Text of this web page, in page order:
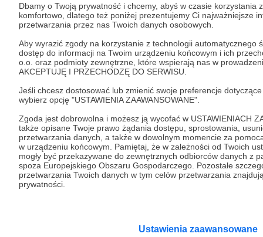
Dbamy o Twoją prywatność i chcemy, abyś w czasie korzystania z
komfortowo, dlatego też poniżej prezentujemy Ci najważniejsze
przetwarzania przez nas Twoich danych osobowych.
Aby wyrazić zgody na korzystanie z technologii automatycznego
dostęp do informacji na Twoim urządzeniu końcowym i ich
o.o. oraz podmioty zewnętrzne, które wspierają nas w
AKCEPTUJĘ I PRZECHODZĘ DO SERWISU.
Jeśli chcesz dostosować lub zmienić swoje preferencje
wybierz opcję "USTAWIENIA ZAAWANSOWANE".
Zgoda jest dobrowolna i możesz ją wycofać w USTAWIENIACH
także opisane Twoje prawo żądania dostępu, sprostowania,
przetwarzania danych, a także w dowolnym momencie za
w urządzeniu końcowym. Pamiętaj, że w zależności od Twoich
mogły być przekazywane do zewnętrznych odbiorców danych z
spoza Europejskiego Obszaru Gospodarczego. Pozostałe
przetwarzania Twoich danych w tym celów przetwarzania
prywatności.
Ustawienia zaawansowane
Unia Europejska
Wszelkie prawa
zastrzeżone.
Crowd8 sp. z o.o. jest wyłącznym właścicielem znaku słowno-graficznego
Patronite chronionego przez Urząd Patentowy Rzeczpospolitej Polskiej nr
R.322414